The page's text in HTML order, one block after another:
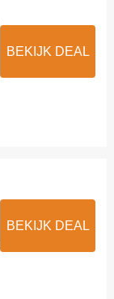
BEKIJK DEAL
BEKIJK DEAL